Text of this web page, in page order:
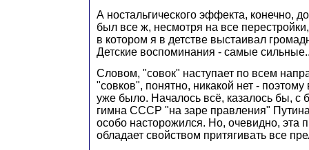
А ностальгического эффекта, конечно,
был все ж, несмотря на все
в котором я в детстве выстаивал
Детские воспоминания - самые
Словом, "совок" наступает по всем
"совков", понятно, никакой нет - поэтому
уже было. Началось всё, казалось бы, с
гимна СССР "на заре правления"
особо насторожился. Но, очевидно, эта
обладает свойством притягивать все